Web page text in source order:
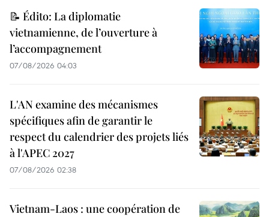
📝 Édito: La diplomatie
vietnamienne, de l’ouverture à
l’accompagnement
07/08/2026 04:03
L'AN examine des mécanismes
spécifiques afin de garantir le
respect du calendrier des projets liés
à l'APEC 2027
07/08/2026 02:38
Vietnam-Laos : une coopération de